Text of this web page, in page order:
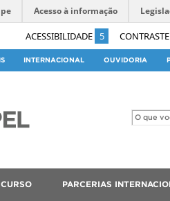
ACESSIBILIDADE 5 CONTRASTE
Acesso à informação
INTERNACIONAL OUVIDORIA
PARCERIAS